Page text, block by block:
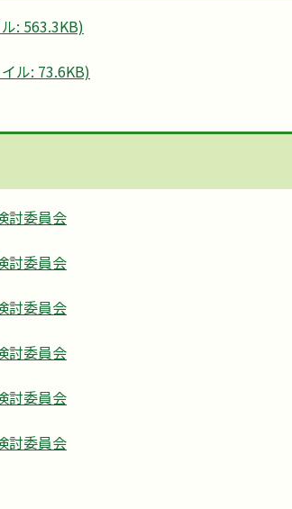
: 563.3KB)
ル: 73.6KB)
討委員会
討委員会
討委員会
討委員会
討委員会
討委員会